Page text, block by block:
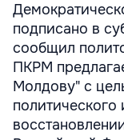
подписано в
сообщил
ПКРМ
Молдову" с